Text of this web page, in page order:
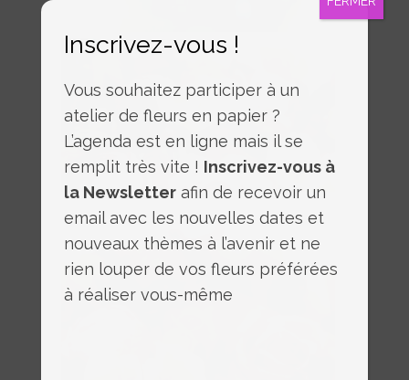
Inscrivez-vous !
Vous souhaitez participer à un
atelier de fleurs en papier ?
L’agenda est en ligne mais il se
remplit très vite ! Inscrivez-vous à
la Newsletterafin de recevoir un
email avec les nouvelles dates et
nouveaux thèmes à l’avenir et ne
rien louper de vos fleurs préférées
à réaliser vous-même